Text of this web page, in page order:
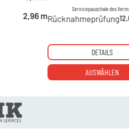
2,96 m
Servicepauschale des
Rücknahmeprüfung
DETAILS
AUSWÄHLEN